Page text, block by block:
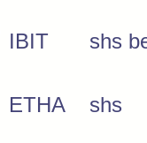
IBIT shs
ETHA shs